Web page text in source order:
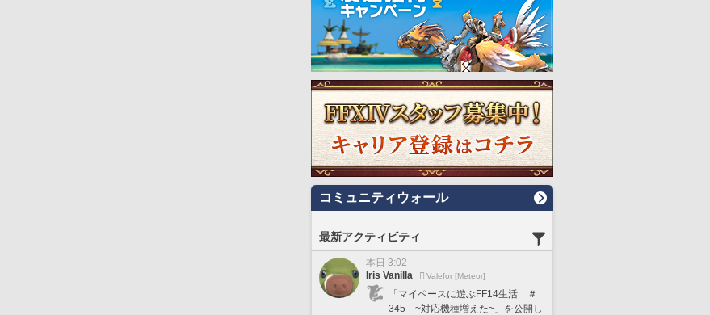
コミュニティウォール
最新アクティビティ
本日 3:02
Iris Vanilla
Valefor [Meteor]
「マイペースに遊ぶFF14生活 ＃
345 ~対応機種増えた~」を公開し